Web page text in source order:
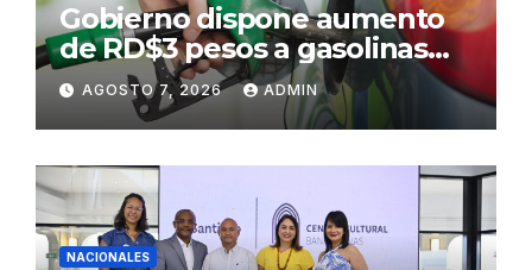
Gobierno dispone aumento
de RD$3 pesos a gasolinas
premium y regular
AGOSTO 7, 2026 ADMIN
NACIONALES